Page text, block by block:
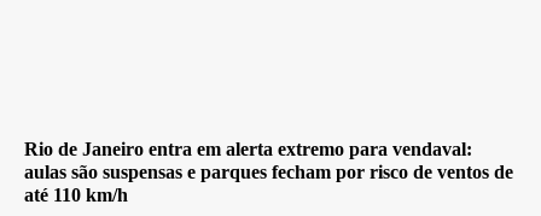
Rio de Janeiro entra em alerta extremo para vendaval:
aulas são suspensas e parques fecham por risco de ventos de
até 110 km/h